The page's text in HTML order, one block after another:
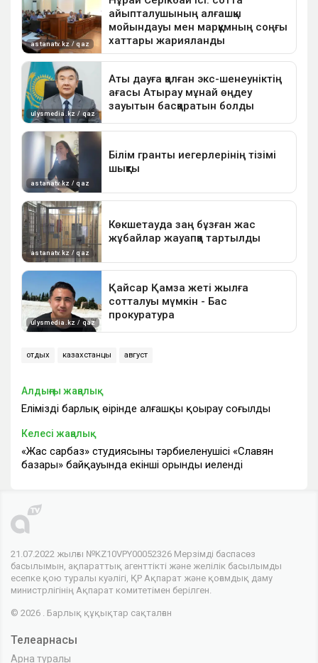
отдых казахстанцы август
Алдыңғы жаңалық
Еліміздің барлық өңірінде алғашқы қоңырау соғылды
Келесі жаңалық
«Жас сарбаз» студиясының тәрбиеленушісі «Славян
базары» байқауында екінші орынды иеленді
21.07.2022 жылғы №KZ10VPY00052326 Мерзімді баспасөз
басылымын, ақпараттық агенттікті және желілік басылымды
есепке қою туралы куәлігі, ҚР Ақпарат және қоғамдық даму
министрлігінің Ақпарат комитетімен берілген.
© 2026 . Барлық құқықтар сақталған
Телеарнасы
Арна туралы